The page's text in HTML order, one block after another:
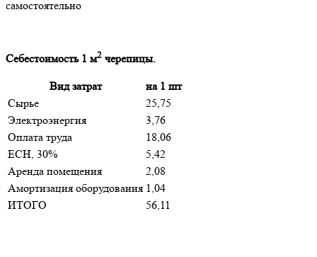
самостоятельно
Себестоимость 1 м2 черепицы.
Вид затрат
на 1 шт
Сырье
25,75
Электроэнергия
3,76
Оплата труда
18,06
ЕСН, 30%
5,42
Аренда помещения
2,08
Амортизация оборудования 1,04
ИТОГО
56,11